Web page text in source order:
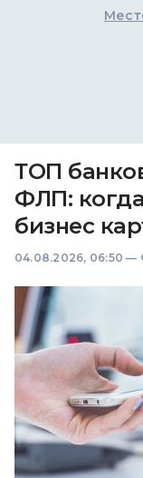
ТОП
ФЛП:
бизнес
04.08.2026, 06:50 —